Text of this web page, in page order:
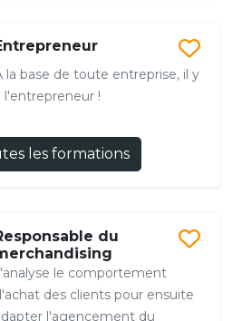
la base de toute entreprise, il y
l'entrepreneur !
les formations
du
le comportement
des clients pour ensuite
l'agencement du